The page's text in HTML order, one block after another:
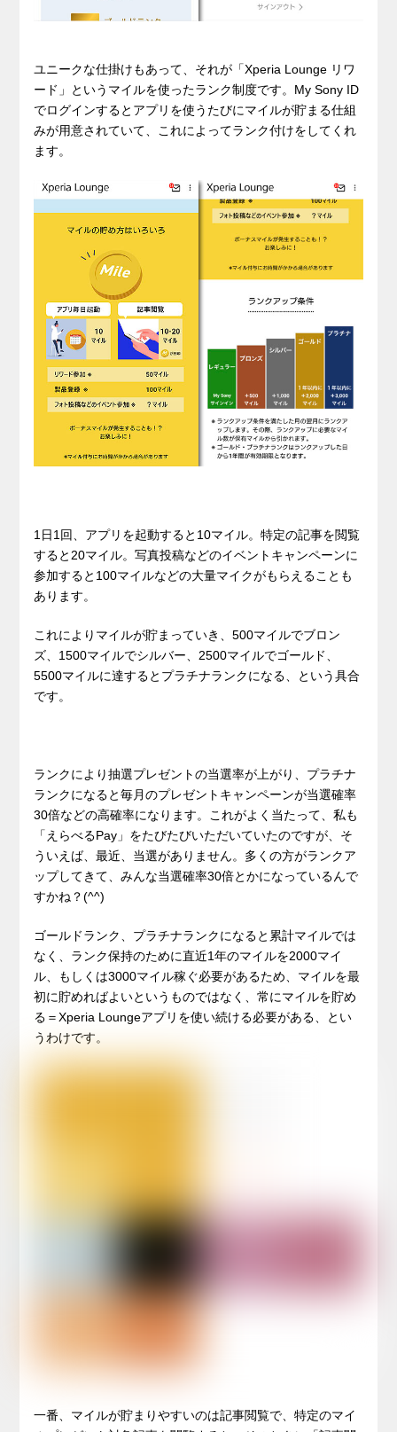
ユニークな仕掛けもあって、それが「Xperia Lounge リワ
ード」というマイルを使ったランク制度です。My Sony ID
でログインするとアプリを使うたびにマイルが貯まる仕組
みが用意されていて、これによってランク付けをしてくれ
ます。
1日1回、アプリを起動すると10マイル。特定の記事を閲覧
すると20マイル。写真投稿などのイベントキャンペーンに
参加すると100マイルなどの大量マイクがもらえることも
あります。
これによりマイルが貯まっていき、500マイルでブロン
ズ、1500マイルでシルバー、2500マイルでゴールド、
5500マイルに達するとプラチナランクになる、という具合
です。
ランクにより抽選プレゼントの当選率が上がり、プラチナ
ランクになると毎月のプレゼントキャンペーンが当選確率
30倍などの高確率になります。これがよく当たって、私も
「えらべるPay」をたびたびいただいていたのですが、そ
ういえば、最近、当選がありません。多くの方がランクア
ップしてきて、みんな当選確率30倍とかになっているんで
すかね？(^^)
ゴールドランク、プラチナランクになると累計マイルでは
なく、ランク保持のために直近1年のマイルを2000マイ
ル、もしくは3000マイル稼ぐ必要があるため、マイルを最
初に貯めればよいというものではなく、常にマイルを貯め
る＝Xperia Loungeアプリを使い続ける必要がある、とい
うわけです。
一番、マイルが貯まりやすいのは記事閲覧で、特定のマイ